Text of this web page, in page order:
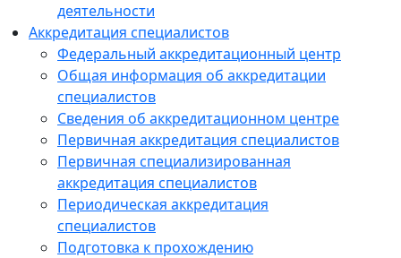
деятельности
Аккредитация специалистов
Федеральный аккредитационный центр
Общая информация об аккредитации
специалистов
Сведения об аккредитационном центре
Первичная аккредитация специалистов
Первичная специализированная
аккредитация специалистов
Периодическая аккредитация
специалистов
Подготовка к прохождению